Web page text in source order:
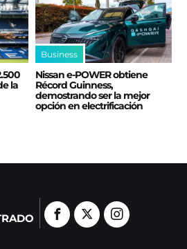
la
Business
Nissan e‑POWER obtiene
Récord Guinness,
demostrando ser la mejor
opción en electrificación